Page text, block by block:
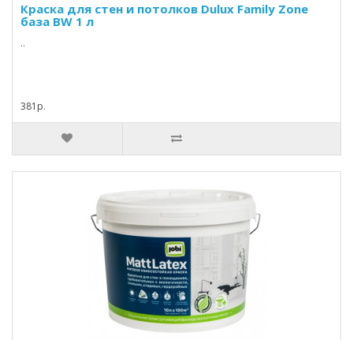
Краска для стен и потолков Dulux Family Zone
база BW 1 л
..
381р.